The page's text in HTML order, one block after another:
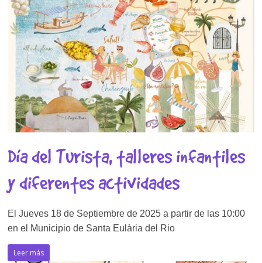
Día del Turista, talleres infantiles
y diferentes actividades
El Jueves 18 de Septiembre de 2025 a partir de las 10:00
en el Municipio de Santa Eulària del Rio
Leer más